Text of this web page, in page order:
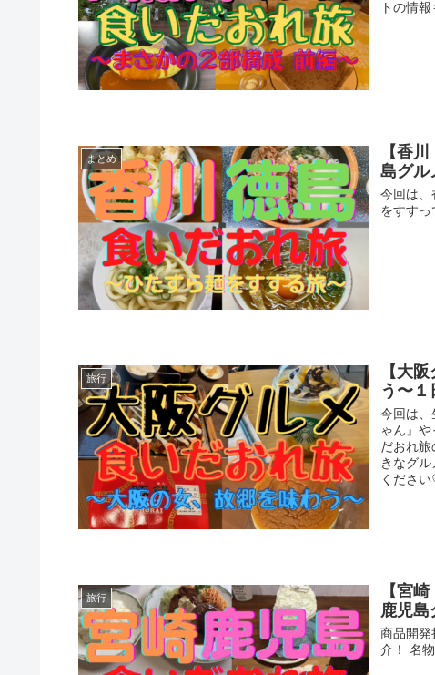
トの情
まとめ
【香
島グル
今回は、
をすすっ
旅行
【大
う〜１
今回は、
ゃん』
だおれ
きなグ
くださ
旅行
【宮
鹿児島
商品開発
介！ 名